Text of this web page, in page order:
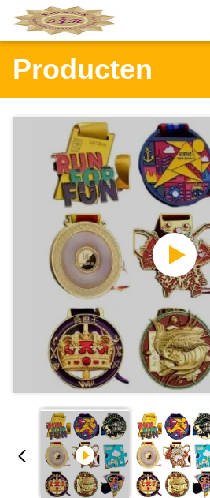
Producten